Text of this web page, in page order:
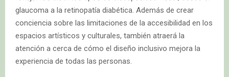
glaucoma a la retinopatía diabética. Además de crear
conciencia sobre las limitaciones de la accesibilidad en los
espacios artísticos y culturales, también atraerá la
atención a cerca de cómo el diseño inclusivo mejora la
experiencia de todas las personas.